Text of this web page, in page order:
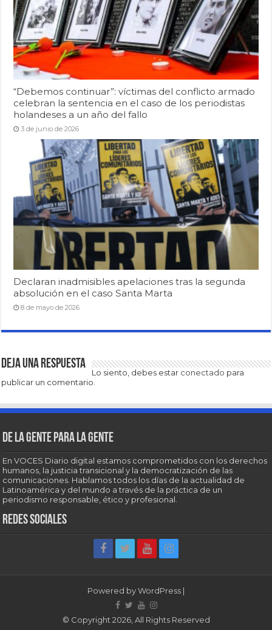
“Debemos continuar”: víctimas del conflicto armado
celebran la sentencia en el caso de los periodistas
holandeses a un año del fallo
3 de junio de 2026
Declaran inadmisibles apelaciones tras la segunda
absolución en el caso Santa Marta
8 de mayo de 2026
Deja una respuesta
Lo siento, debes estar conectado para
publicar un comentario.
De la gente para la gente
En VOCES Diario digital estamos comprometidos con los derechos
humanos, la justicia transicional y la democratización de las
comunicaciones. Hablamos todos los días de la actualidad de
Latinoamérica y del mundo a través de la práctica de un
periodismo responsable, ético y profesional.
Redes sociales
Powered byWordPress |
© Copyright 2026, All Rights Reserved